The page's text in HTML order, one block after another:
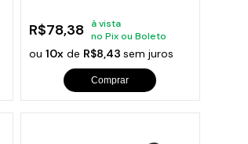
R$78,38
à vista
no Pix ou Boleto
ou10x de R$8,43sem juros
Comprar